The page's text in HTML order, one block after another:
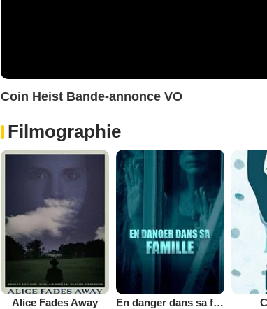
Coin Heist Bande-annonce VO
Filmographie
Alice Fades Away En danger dans sa famille